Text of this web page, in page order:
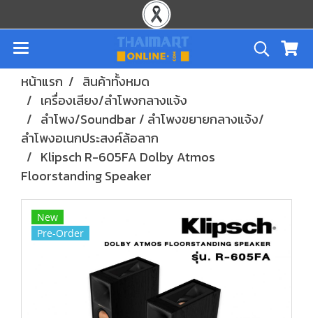
หน้าแรก
สินค้าทั้งหมด
เครื่องเสียง/ลำโพงกลางแจ้ง
ลำโพง/Soundbar / ลำโพงขยายกลางแจ้ง/
ลำโพงอเนกประสงค์ล้อลาก
Klipsch R-605FA Dolby Atmos
Floorstanding Speaker
New
Pre-Order